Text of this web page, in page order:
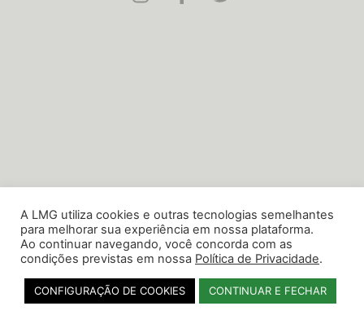
A LMG utiliza cookies e outras tecnologias semelhantes
para melhorar sua experiência em nossa plataforma.
Ao continuar navegando, você concorda com as
condições previstas em nossa Política de Privacidade.
CONFIGURAÇÃO DE COOKIES CONTINUAR E FECHAR